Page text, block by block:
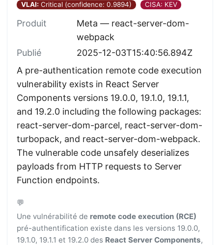
VLAI: Critical (confidence: 0.9894) CISA: KEV
Produit
Meta — react-server-dom-
webpack
Publié
2025-12-03T15:40:56.894Z
A pre-authentication remote code execution
vulnerability exists in React Server
Components versions 19.0.0, 19.1.0, 19.1.1,
and 19.2.0 including the following packages:
react-server-dom-parcel, react-server-dom-
turbopack, and react-server-dom-webpack.
The vulnerable code unsafely deserializes
payloads from HTTP requests to Server
Function endpoints.
💬
Une vulnérabilité de remote code execution (RCE)
pré-authentification existe dans les versions 19.0.0,
19.1.0, 19.1.1 et 19.2.0 des React Server Components,